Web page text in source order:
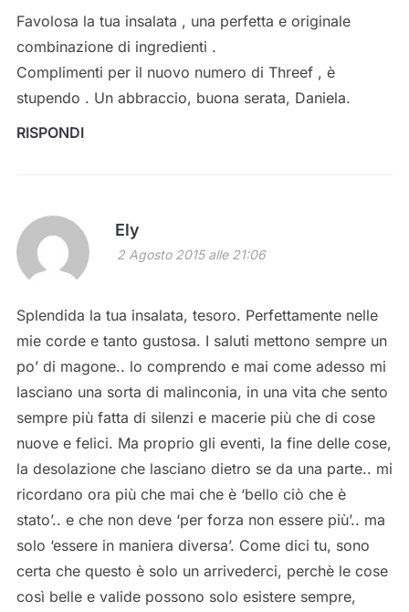
Favolosa la tua insalata , una perfetta e originale
combinazione di ingredienti .
Complimenti per il nuovo numero di Threef , è
stupendo . Un abbraccio, buona serata, Daniela.
RISPONDI
Ely
2 Agosto 2015 alle 21:06
Splendida la tua insalata, tesoro. Perfettamente nelle
mie corde e tanto gustosa. I saluti mettono sempre un
po’ di magone.. lo comprendo e mai come adesso mi
lasciano una sorta di malinconia, in una vita che sento
sempre più fatta di silenzi e macerie più che di cose
nuove e felici. Ma proprio gli eventi, la fine delle cose,
la desolazione che lasciano dietro se da una parte.. mi
ricordano ora più che mai che è ‘bello ciò che è
stato’.. e che non deve ‘per forza non essere più’.. ma
solo ‘essere in maniera diversa’. Come dici tu, sono
certa che questo è solo un arrivederci, perchè le cose
così belle e valide possono solo esistere sempre,